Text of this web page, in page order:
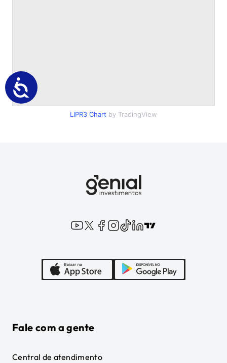
LIPR3 Chart by TradingView
Fale com a gente
Central de atendimento